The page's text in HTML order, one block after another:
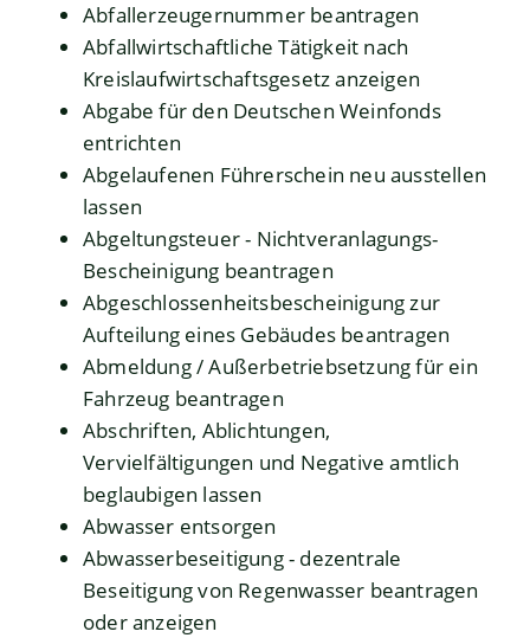
Abfallerzeugernummer beantragen
Abfallwirtschaftliche Tätigkeit nach
Kreislaufwirtschaftsgesetz anzeigen
Abgabe für den Deutschen Weinfonds
entrichten
Abgelaufenen Führerschein neu ausstellen
lassen
Abgeltungsteuer - Nichtveranlagungs-
Bescheinigung beantragen
Abgeschlossenheitsbescheinigung zur
Aufteilung eines Gebäudes beantragen
Abmeldung / Außerbetriebsetzung für ein
Fahrzeug beantragen
Abschriften, Ablichtungen,
Vervielfältigungen und Negative amtlich
beglaubigen lassen
Abwasser entsorgen
Abwasserbeseitigung - dezentrale
Beseitigung von Regenwasser beantragen
oder anzeigen